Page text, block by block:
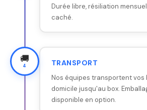
Durée libre, résiliation
caché.
🚚
4 TRANSPORT
Nos équipes transportent vos
domicile jusqu'au box.
disponible en option.